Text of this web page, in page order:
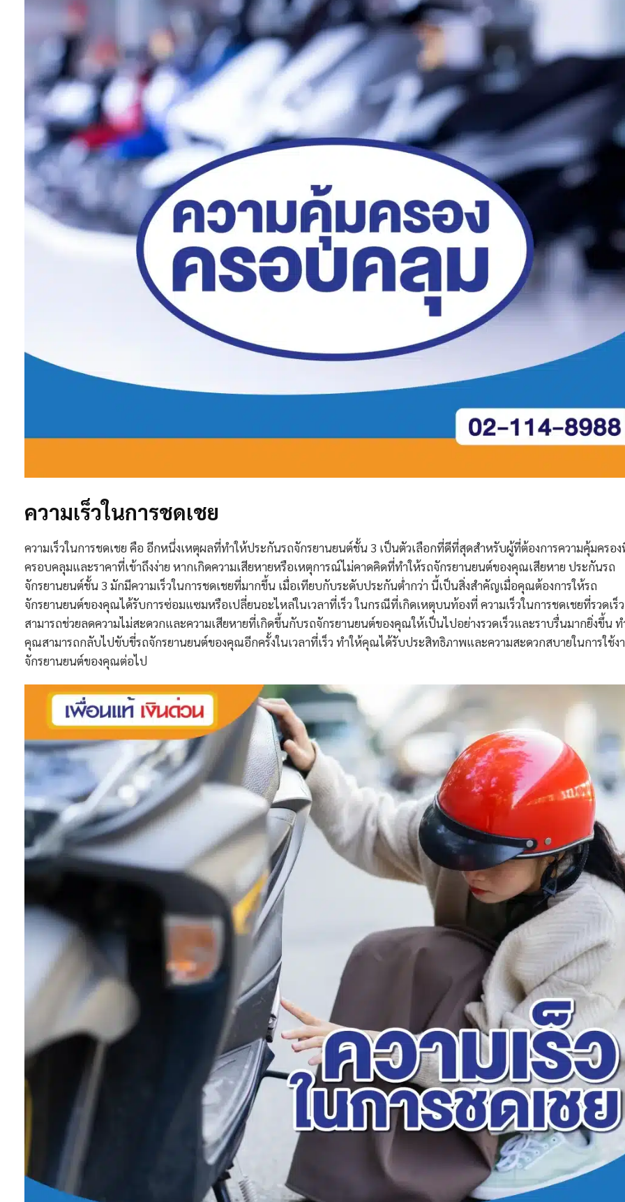
ความเร็วในการชดเชย
ความเร็วในการชดเชย คือ อีกหนึ่งเหตุผลที่ทำให้ประกันรถจักรยานยนต์ชั้น 3 เป็นตัวเลือกที่ดีที่สุดสำหรับผู้ที่ต้องการความคุ้มครอ
ครอบคลุมและราคาที่เข้าถึงง่าย หากเกิดความเสียหายหรือเหตุการณ์ไม่คาดคิดที่ทำให้รถจักรยานยนต์ของคุณเสียหาย ประกันรถ
จักรยานยนต์ชั้น 3 มักมีความเร็วในการชดเชยที่มากขึ้น เมื่อเทียบกับระดับประกันต่ำกว่า นี้เป็นสิ่งสำคัญเมื่อคุณต้องการให้รถ
จักรยานยนต์ของคุณได้รับการซ่อมแซมหรือเปลี่ยนอะไหล่ในเวลาที่เร็ว ในกรณีที่เกิดเหตุบนท้องที่ ความเร็วในการชดเชยที่รวดเร็ว
สามารถช่วยลดความไม่สะดวกและความเสียหายที่เกิดขึ้นกับรถจักรยานยนต์ของคุณให้เป็นไปอย่างรวดเร็วและราบรื่นมากยิ่งขึ้น ท
คุณสามารถกลับไปขับขี่รถจักรยานยนต์ของคุณอีกครั้งในเวลาที่เร็ว ทำให้คุณได้รับประสิทธิภาพและความสะดวกสบายในการใช้ง
จักรยานยนต์ของคุณต่อไป